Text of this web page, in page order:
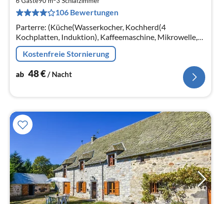
106 Bewertungen
Parterre: (Küche(Wasserkocher, Kochherd(4
Kochplatten, Induktion), Kaffeemaschine, Mikrowelle,
Spülmaschine, Kühl-/Gefrierkombination)
Kostenfreie Stornierung
ab 48€ / Nacht